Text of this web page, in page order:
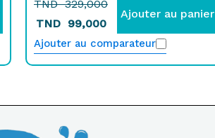
TND329,000
TND 99,000
Ajouter au panier
Ajouter au comparateur